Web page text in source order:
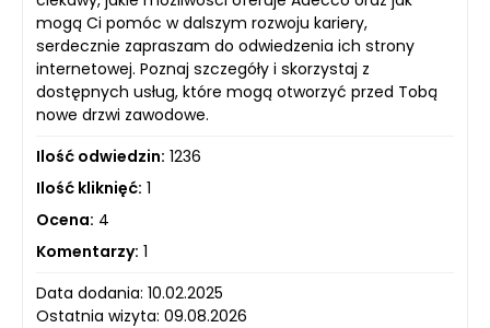
mogą Ci pomóc w dalszym rozwoju kariery,
serdecznie zapraszam do odwiedzenia ich strony
internetowej. Poznaj szczegóły i skorzystaj z
dostępnych usług, które mogą otworzyć przed Tobą
nowe drzwi zawodowe.
Ilość odwiedzin: 1236
Ilość kliknięć: 1
Ocena: 4
Komentarzy: 1
Data dodania: 10.02.2025
Ostatnia wizyta: 09.08.2026